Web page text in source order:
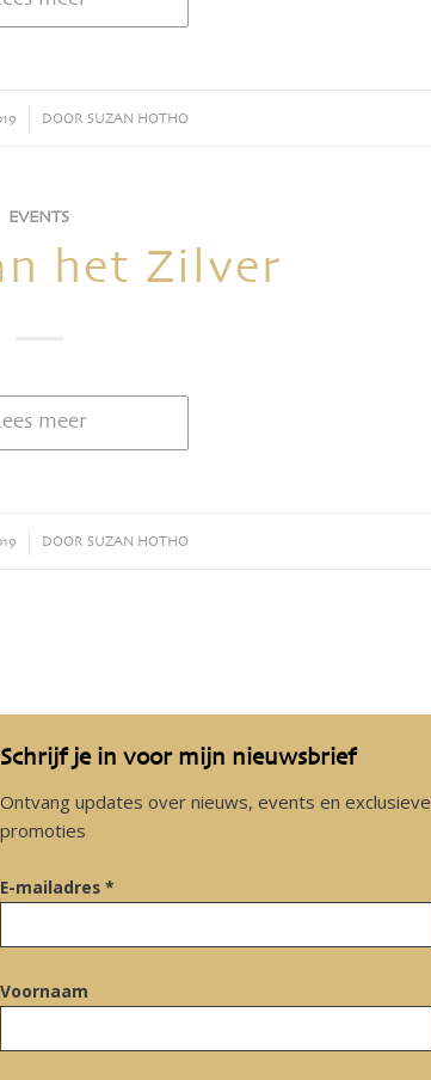
DOOR SUZAN HOTHO
EVENTS
het Zilver
meer
DOOR SUZAN HOTHO
Schrijf je in voor mijn nieuwsbrief
Ontvang updates over nieuws, events en exclusieve
promoties
E-mailadres *
Voornaam